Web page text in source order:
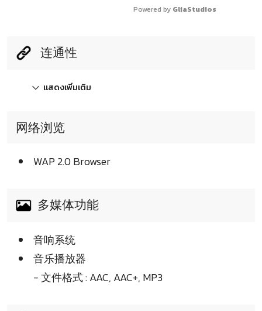
Powered by GliaStudios
连通性
แสดงเพิ่มเติม
网络浏览
WAP 2.0 Browser
多媒体功能
音响系统
音乐播放器
- 文件格式 : AAC, AAC+, MP3